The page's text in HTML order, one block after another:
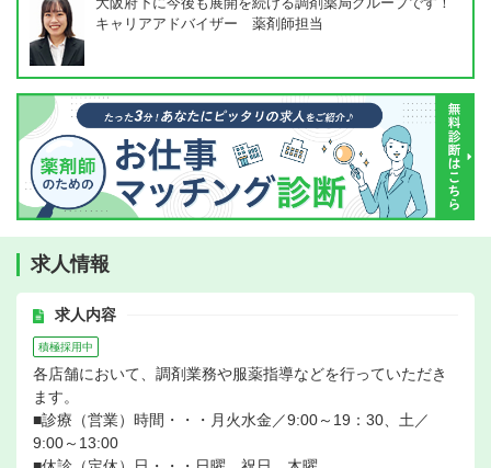
キャリアアドバイザー 薬剤師担当
求人情報
求人内容
積極採用中
各店舗において、調剤業務や服薬指導などを行っていただき
ます。
■診療（営業）時間・・・月火水金／9:00～19：30、土／
9:00～13:00